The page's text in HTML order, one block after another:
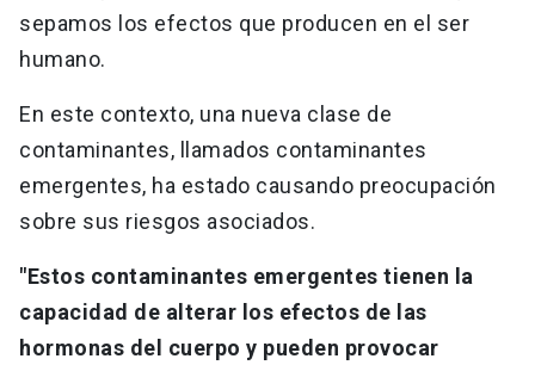
sepamos los efectos que producen en el ser
humano.
En este contexto, una nueva clase de
contaminantes, llamados contaminantes
emergentes, ha estado causando preocupación
sobre sus riesgos asociados.
"Estos contaminantes emergentes tienen la
capacidad de alterar los efectos de las
hormonas del cuerpo y pueden provocar